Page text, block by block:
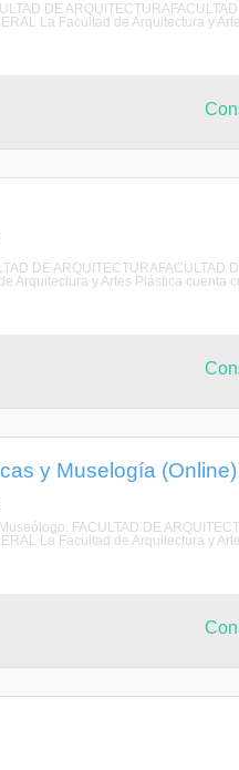
DE
La Facultad de Arquitectura y
DE ARQUITECTURAFACULTAD
Arquitectura y Artes Plástica
y Muselogía (Online)
FACULTAD DE
La Facultad de Arquitectura y